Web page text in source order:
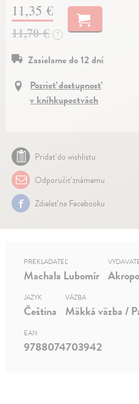
11,35 €
11,70 € ?
Zasielame do 12 dní
Pozrieť dostupnosť
v kníhkupectvách
Pridať do wishlistu
Odporučiť známemu
Zdielať na Facebooku
PREKLADATEĽ
Machala Lubomír
JAZYK
Čeština
VÄZBA
Mäkká väzba /
EAN
9788074703942